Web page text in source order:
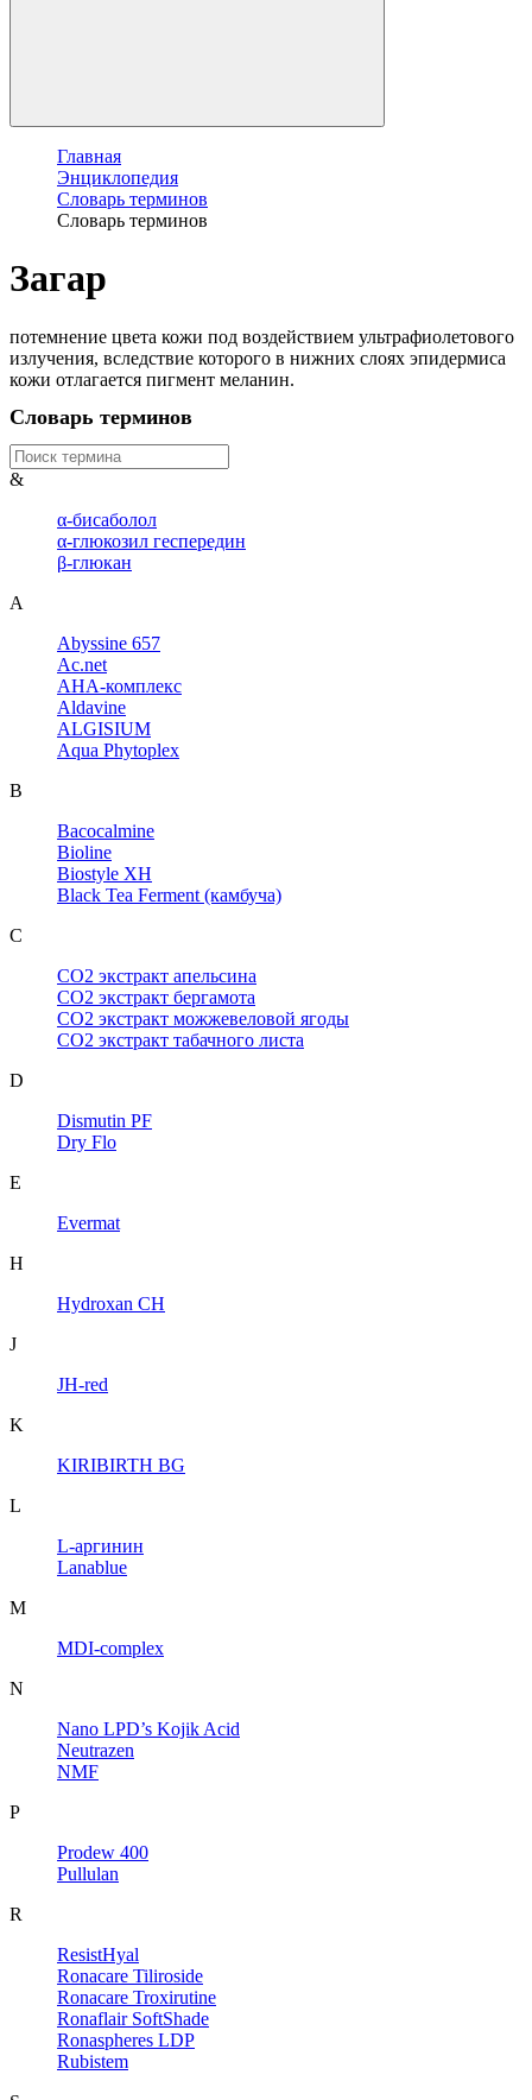
Главная
Энциклопедия
Словарь терминов
Словарь терминов
Загар
потемнение цвета кожи под воздействием ультрафиолетового
излучения, вследствие которого в нижних слоях эпидермиса
кожи отлагается пигмент меланин.
Словарь терминов
&
α-бисаболол
α-глюкозил геспередин
β-глюкан
A
Abyssine 657
Ac.net
AHA-комплекс
Aldavine
ALGISIUM
Aqua Phytoplex
B
Bacocalmine
Bioline
Biostyle XH
Black Tea Ferment (камбуча)
C
CO2 экстракт апельсина
CO2 экстракт бергамота
CO2 экстракт можжевеловой ягоды
CO2 экстракт табачного листа
D
Dismutin PF
Dry Flo
E
Evermat
H
Hydroxan CH
J
JH-red
K
KIRIBIRTH BG
L
L-аргинин
Lanablue
M
MDI-complex
N
Nano LPD’s Kojik Acid
Neutrazen
NMF
P
Prodew 400
Pullulan
R
ResistHyal
Ronacare Tiliroside
Ronacare Troxirutine
Ronaflair SoftShade
Ronaspheres LDP
Rubistem